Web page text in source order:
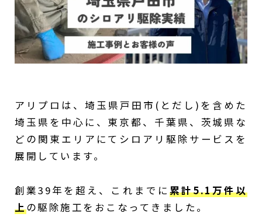
アリプロは、埼玉県戸田市(とだし)を含めた
埼玉県を中心に、東京都、千葉県、茨城県な
どの関東エリアにてシロアリ駆除サービスを
展開しています。
創業39年を超え、これまでに 累計5.1万件以
上の駆除施工をおこなってきました。